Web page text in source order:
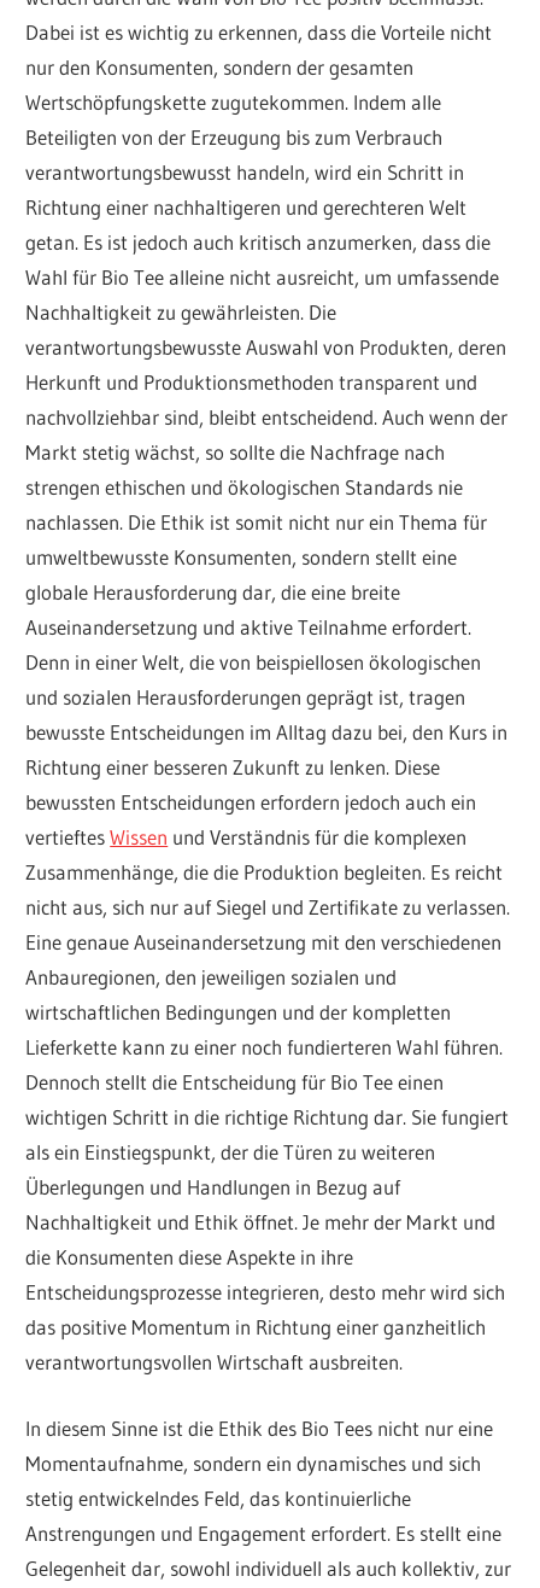
Dabei ist es wichtig zu erkennen, dass die Vorteile nicht
nur den Konsumenten, sondern der gesamten
Wertschöpfungskette zugutekommen. Indem alle
Beteiligten von der Erzeugung bis zum Verbrauch
verantwortungsbewusst handeln, wird ein Schritt in
Richtung einer nachhaltigeren und gerechteren Welt
getan. Es ist jedoch auch kritisch anzumerken, dass die
Wahl für Bio Tee alleine nicht ausreicht, um umfassende
Nachhaltigkeit zu gewährleisten. Die
verantwortungsbewusste Auswahl von Produkten, deren
Herkunft und Produktionsmethoden transparent und
nachvollziehbar sind, bleibt entscheidend. Auch wenn der
Markt stetig wächst, so sollte die Nachfrage nach
strengen ethischen und ökologischen Standards nie
nachlassen. Die Ethik ist somit nicht nur ein Thema für
umweltbewusste Konsumenten, sondern stellt eine
globale Herausforderung dar, die eine breite
Auseinandersetzung und aktive Teilnahme erfordert.
Denn in einer Welt, die von beispiellosen ökologischen
und sozialen Herausforderungen geprägt ist, tragen
bewusste Entscheidungen im Alltag dazu bei, den Kurs in
Richtung einer besseren Zukunft zu lenken. Diese
bewussten Entscheidungen erfordern jedoch auch ein
vertieftesWissen und Verständnis für die komplexen
Zusammenhänge, die die Produktion begleiten. Es reicht
nicht aus, sich nur auf Siegel und Zertifikate zu verlassen.
Eine genaue Auseinandersetzung mit den verschiedenen
Anbauregionen, den jeweiligen sozialen und
wirtschaftlichen Bedingungen und der kompletten
Lieferkette kann zu einer noch fundierteren Wahl führen.
Dennoch stellt die Entscheidung für Bio Tee einen
wichtigen Schritt in die richtige Richtung dar. Sie fungiert
als ein Einstiegspunkt, der die Türen zu weiteren
Überlegungen und Handlungen in Bezug auf
Nachhaltigkeit und Ethik öffnet. Je mehr der Markt und
die Konsumenten diese Aspekte in ihre
Entscheidungsprozesse integrieren, desto mehr wird sich
das positive Momentum in Richtung einer ganzheitlich
verantwortungsvollen Wirtschaft ausbreiten.
In diesem Sinne ist die Ethik des Bio Tees nicht nur eine
Momentaufnahme, sondern ein dynamisches und sich
stetig entwickelndes Feld, das kontinuierliche
Anstrengungen und Engagement erfordert. Es stellt eine
Gelegenheit dar, sowohl individuell als auch kollektiv, zur